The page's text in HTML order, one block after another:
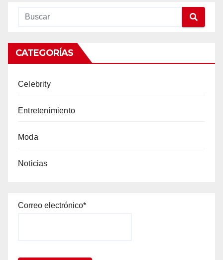
CATEGORÍAS
Celebrity
Entretenimiento
Moda
Noticias
Correo electrónico*